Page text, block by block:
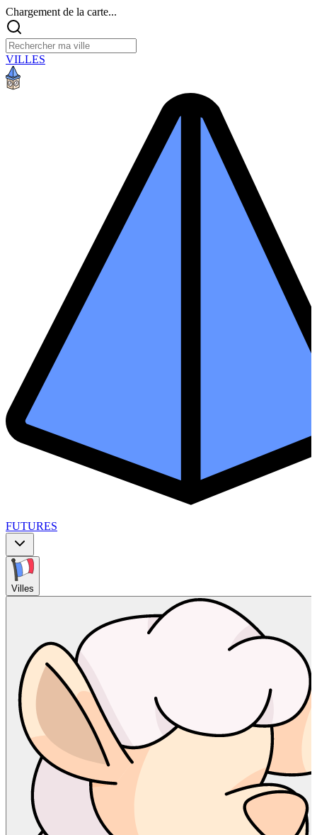
Chargement de la carte...
VILLES
FUTURES
Villes